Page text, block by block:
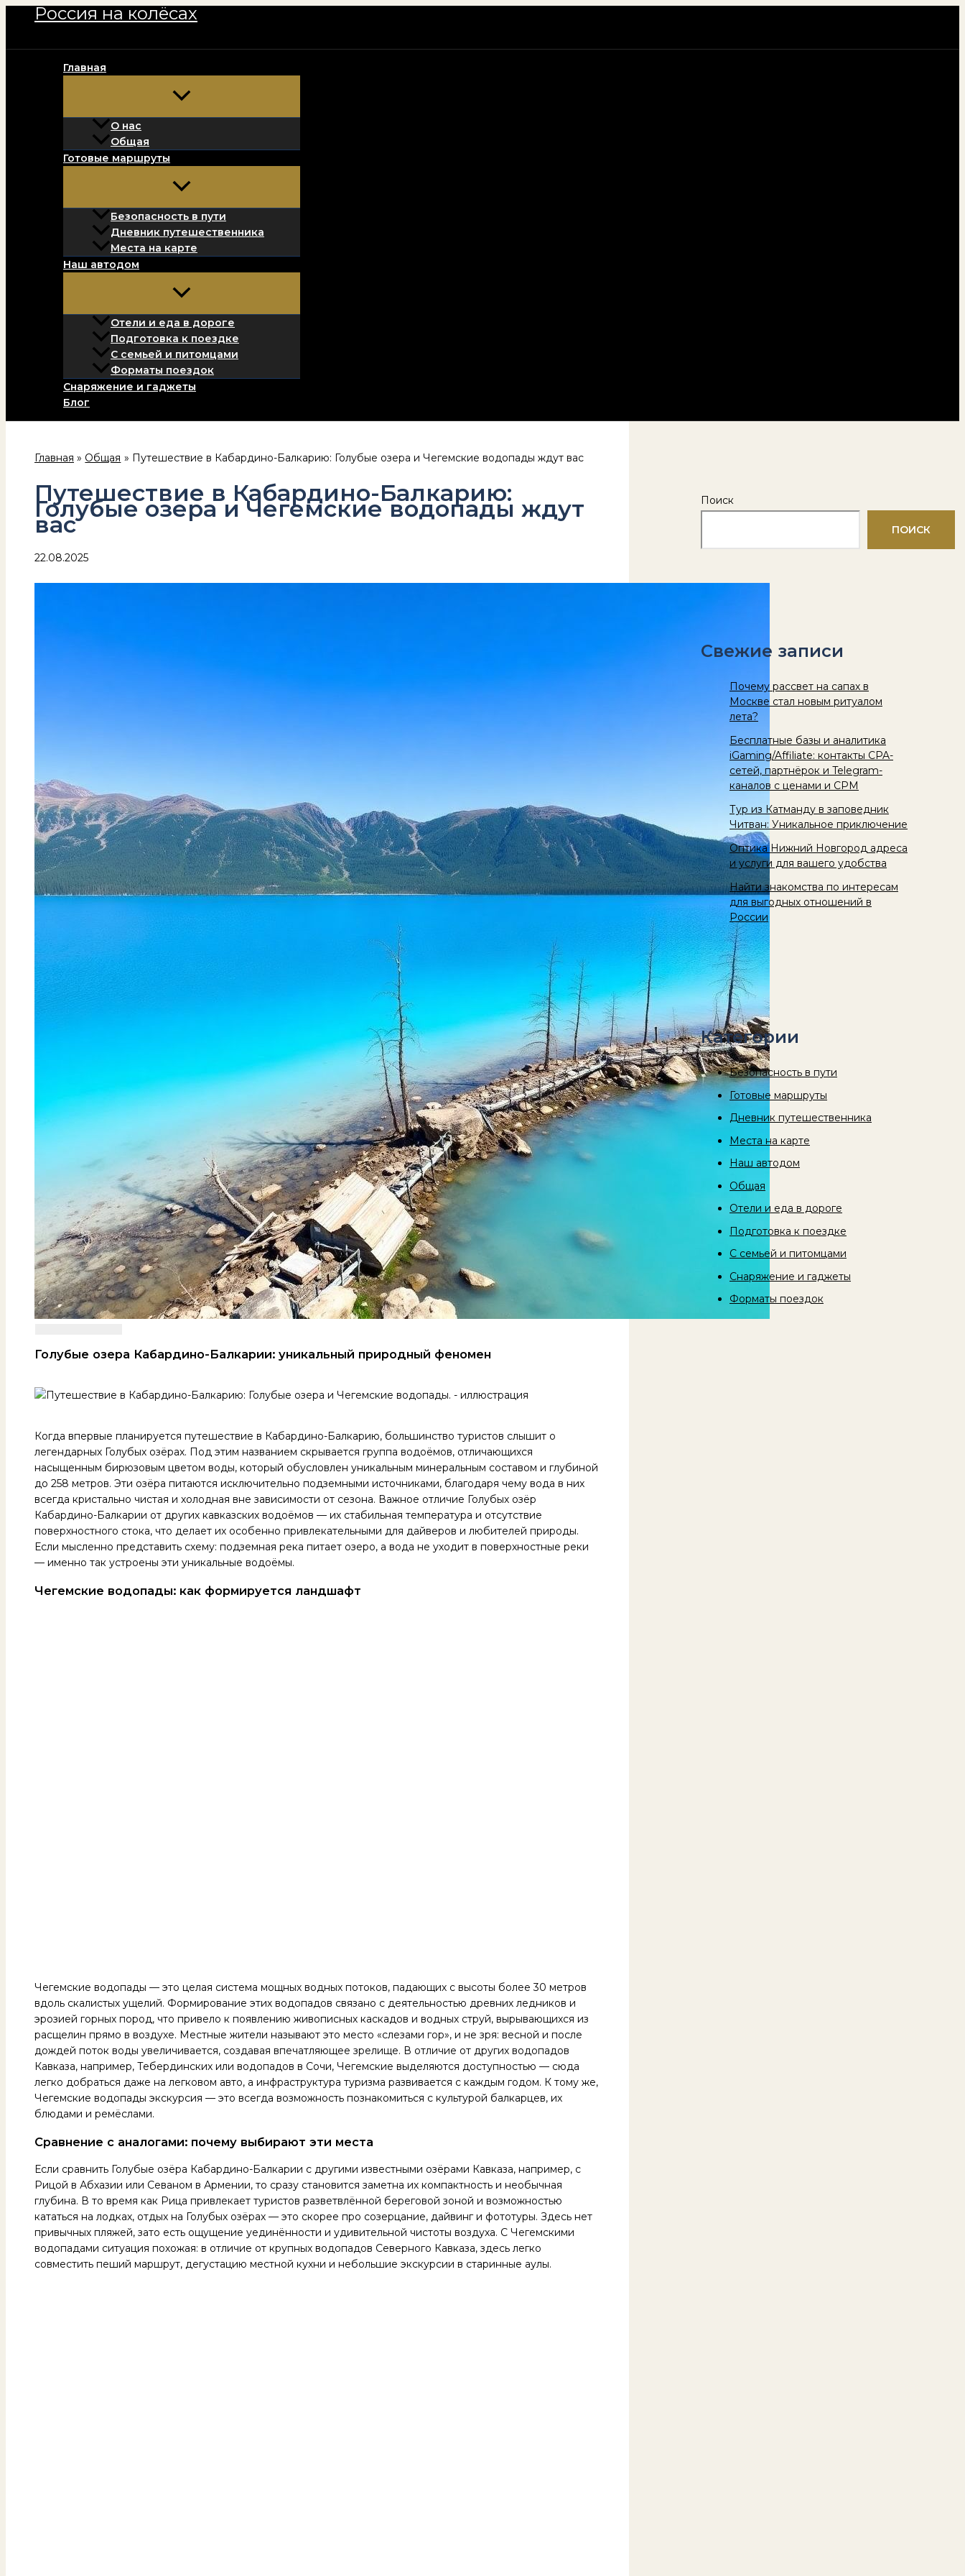
ПерейтиРоссия на колёсах
Главная
О нас
Общая
Готовые маршруты
Безопасность в пути
Дневник путешественника
Места на карте
Наш автодом
Отели и еда в дороге
Подготовка к поездке
С семьей и питомцами
Форматы поездок
Снаряжение и гаджеты
Блог
Главная Общая Путешествие в Кабардино-Балкарию: Голубые озера и Чегемские водопады ждут вас
Путешествие в Кабардино-Балкарию:
Голубые озера и Чегемские водопады ждут
вас
22.08.2025
Голубые озера Кабардино-Балкарии: уникальный природный феномен
Когда впервые планируется путешествие в Кабардино-Балкарию, большинство туристов слышит о
легендарных Голубых озёрах. Под этим названием скрывается группа водоёмов, отличающихся
насыщенным бирюзовым цветом воды, который обусловлен уникальным минеральным составом и глубиной
до 258 метров. Эти озёра питаются исключительно подземными источниками, благодаря чему вода в них
всегда кристально чистая и холодная вне зависимости от сезона. Важное отличие Голубых озёр
Кабардино-Балкарии от других кавказских водоёмов — их стабильная температура и отсутствие
поверхностного стока, что делает их особенно привлекательными для дайверов и любителей природы.
Если мысленно представить схему: подземная река питает озеро, а вода не уходит в поверхностные реки
— именно так устроены эти уникальные водоёмы.
Чегемские водопады: как формируется ландшафт
Чегемские водопады — это целая система мощных водных потоков, падающих с высоты более 30 метров
вдоль скалистых ущелий. Формирование этих водопадов связано с деятельностью древних ледников и
эрозией горных пород, что привело к появлению живописных каскадов и водных струй, вырывающихся из
расщелин прямо в воздухе. Местные жители называют это место «слезами гор», и не зря: весной и после
дождей поток воды увеличивается, создавая впечатляющее зрелище. В отличие от других водопадов
Кавказа, например, Тебердинских или водопадов в Сочи, Чегемские выделяются доступностью — сюда
легко добраться даже на легковом авто, а инфраструктура туризма развивается с каждым годом. К тому же,
Чегемские водопады экскурсия — это всегда возможность познакомиться с культурой балкарцев, их
блюдами и ремёслами.
Сравнение с аналогами: почему выбирают эти места
Если сравнить Голубые озёра Кабардино-Балкарии с другими известными озёрами Кавказа, например, с
Рицой в Абхазии или Севаном в Армении, то сразу становится заметна их компактность и необычная
глубина. В то время как Рица привлекает туристов разветвлённой береговой зоной и возможностью
кататься на лодках, отдых на Голубых озёрах — это скорее про созерцание, дайвинг и фототуры. Здесь нет
привычных пляжей, зато есть ощущение уединённости и удивительной чистоты воздуха. С Чегемскими
водопадами ситуация похожая: в отличие от крупных водопадов Северного Кавказа, здесь легко
совместить пеший маршрут, дегустацию местной кухни и небольшие экскурсии в старинные аулы.
Поиск
ПОИСК
Свежие записи
Почему рассвет на сапах в
Москве стал новым ритуалом
лета?
Бесплатные базы и аналитика
iGaming/Affiliate: контакты CPA-
сетей, партнёрок и Telegram-
каналов с ценами и CPM
Тур из Катманду в заповедник
Читван: Уникальное приключение
Оптика Нижний Новгород адреса
и услуги для вашего удобства
Найти знакомства по интересам
для выгодных отношений в
России
Категории
Безопасность в пути
Готовые маршруты
Дневник путешественника
Места на карте
Наш автодом
Общая
Отели и еда в дороге
Подготовка к поездке
С семьей и питомцами
Снаряжение и гаджеты
Форматы поездок